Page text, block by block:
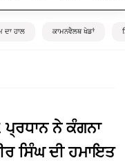
ਦਾ ਹਾਲ ਕਾਮਨਵੈਲਥ ਖੇਡਾਂ
ਨੇ ਕੰਗਨਾ
ਸਿੰਘ ਦੀ ਹਮਾਇਤ